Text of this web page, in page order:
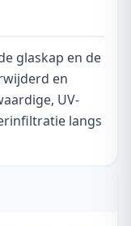
glaskap en de
en
UV-
langs